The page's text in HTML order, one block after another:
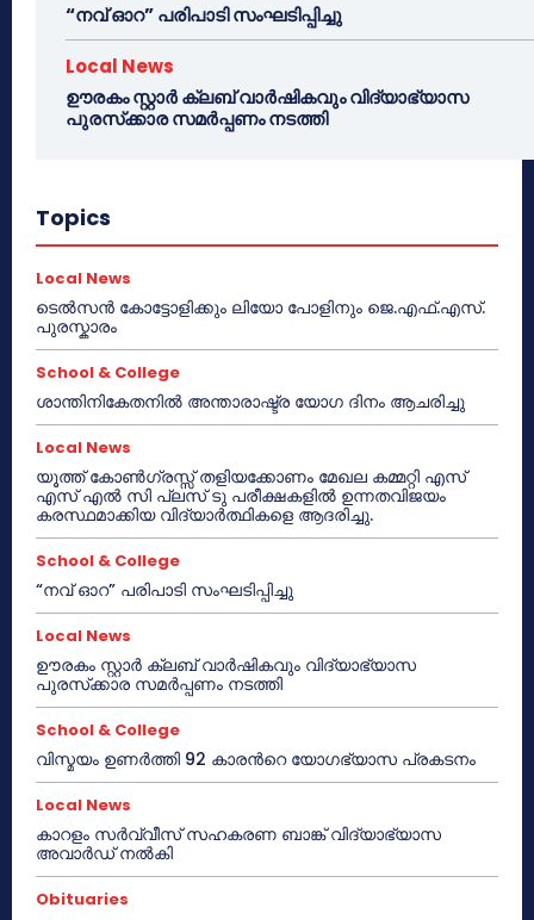
“നവ് ഓറ” പരിപാടി സംഘടിപ്പിച്ചു
Local News
ഊരകം സ്റ്റാർ ക്ലബ് വാർഷികവും വിദ്യാഭ്യാസ
പുരസ്‌ക്കാര സമർപ്പണം നടത്തി
Topics
Local News
ടെൽസൻ കോട്ടോളിക്കും ലിയോ പോളിനും ജെ.എഫ്.എസ്.
പുരസ്കാരം
School & College
ശാന്തിനികേതനിൽ അന്താരാഷ്ട്ര യോഗ ദിനം ആചരിച്ചു
Local News
യൂത്ത് കോൺഗ്രസ്സ് തളിയക്കോണം മേഖല കമ്മറ്റി എസ്
എസ് എൽ സി പ്ലസ് ടു പരീക്ഷകളിൽ ഉന്നതവിജയം
കരസ്ഥമാക്കിയ വിദ്യാർത്ഥികളെ ആദരിച്ചു.
School & College
“നവ് ഓറ” പരിപാടി സംഘടിപ്പിച്ചു
Local News
ഊരകം സ്റ്റാർ ക്ലബ് വാർഷികവും വിദ്യാഭ്യാസ
പുരസ്‌ക്കാര സമർപ്പണം നടത്തി
School & College
വിസ്മയം ഉണർത്തി 92 കാരൻറെ യോഗഭ്യാസ പ്രകടനം
Local News
കാറളം സർവ്വീസ് സഹകരണ ബാങ്ക് വിദ്യാഭ്യാസ
അവാർഡ് നൽകി
Obituaries